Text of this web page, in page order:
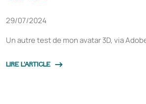
29/07/2024
Un autre test de mon avatar 3D, via
LIRE L'ARTICLE